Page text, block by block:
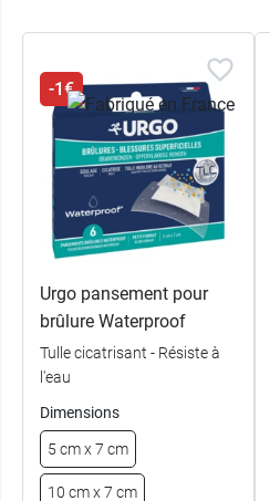
-1€
Urgo pansement pour
brûlure Waterproof
Tulle cicatrisant - Résiste à
l'eau
Dimensions
5 cm x 7 cm
10 cm x 7 cm